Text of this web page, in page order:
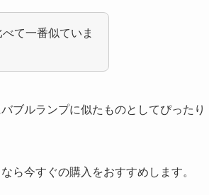
て一番似ていま
ブルランプに似たものとしてぴったり
ら今すぐの購入をおすすめします。